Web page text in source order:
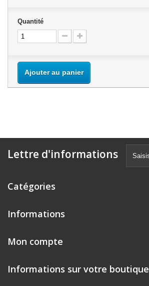
Quantité
Ajouter au panier
Lettre d'informations
Catégories
Informations
Mon compte
Informations sur votre boutique